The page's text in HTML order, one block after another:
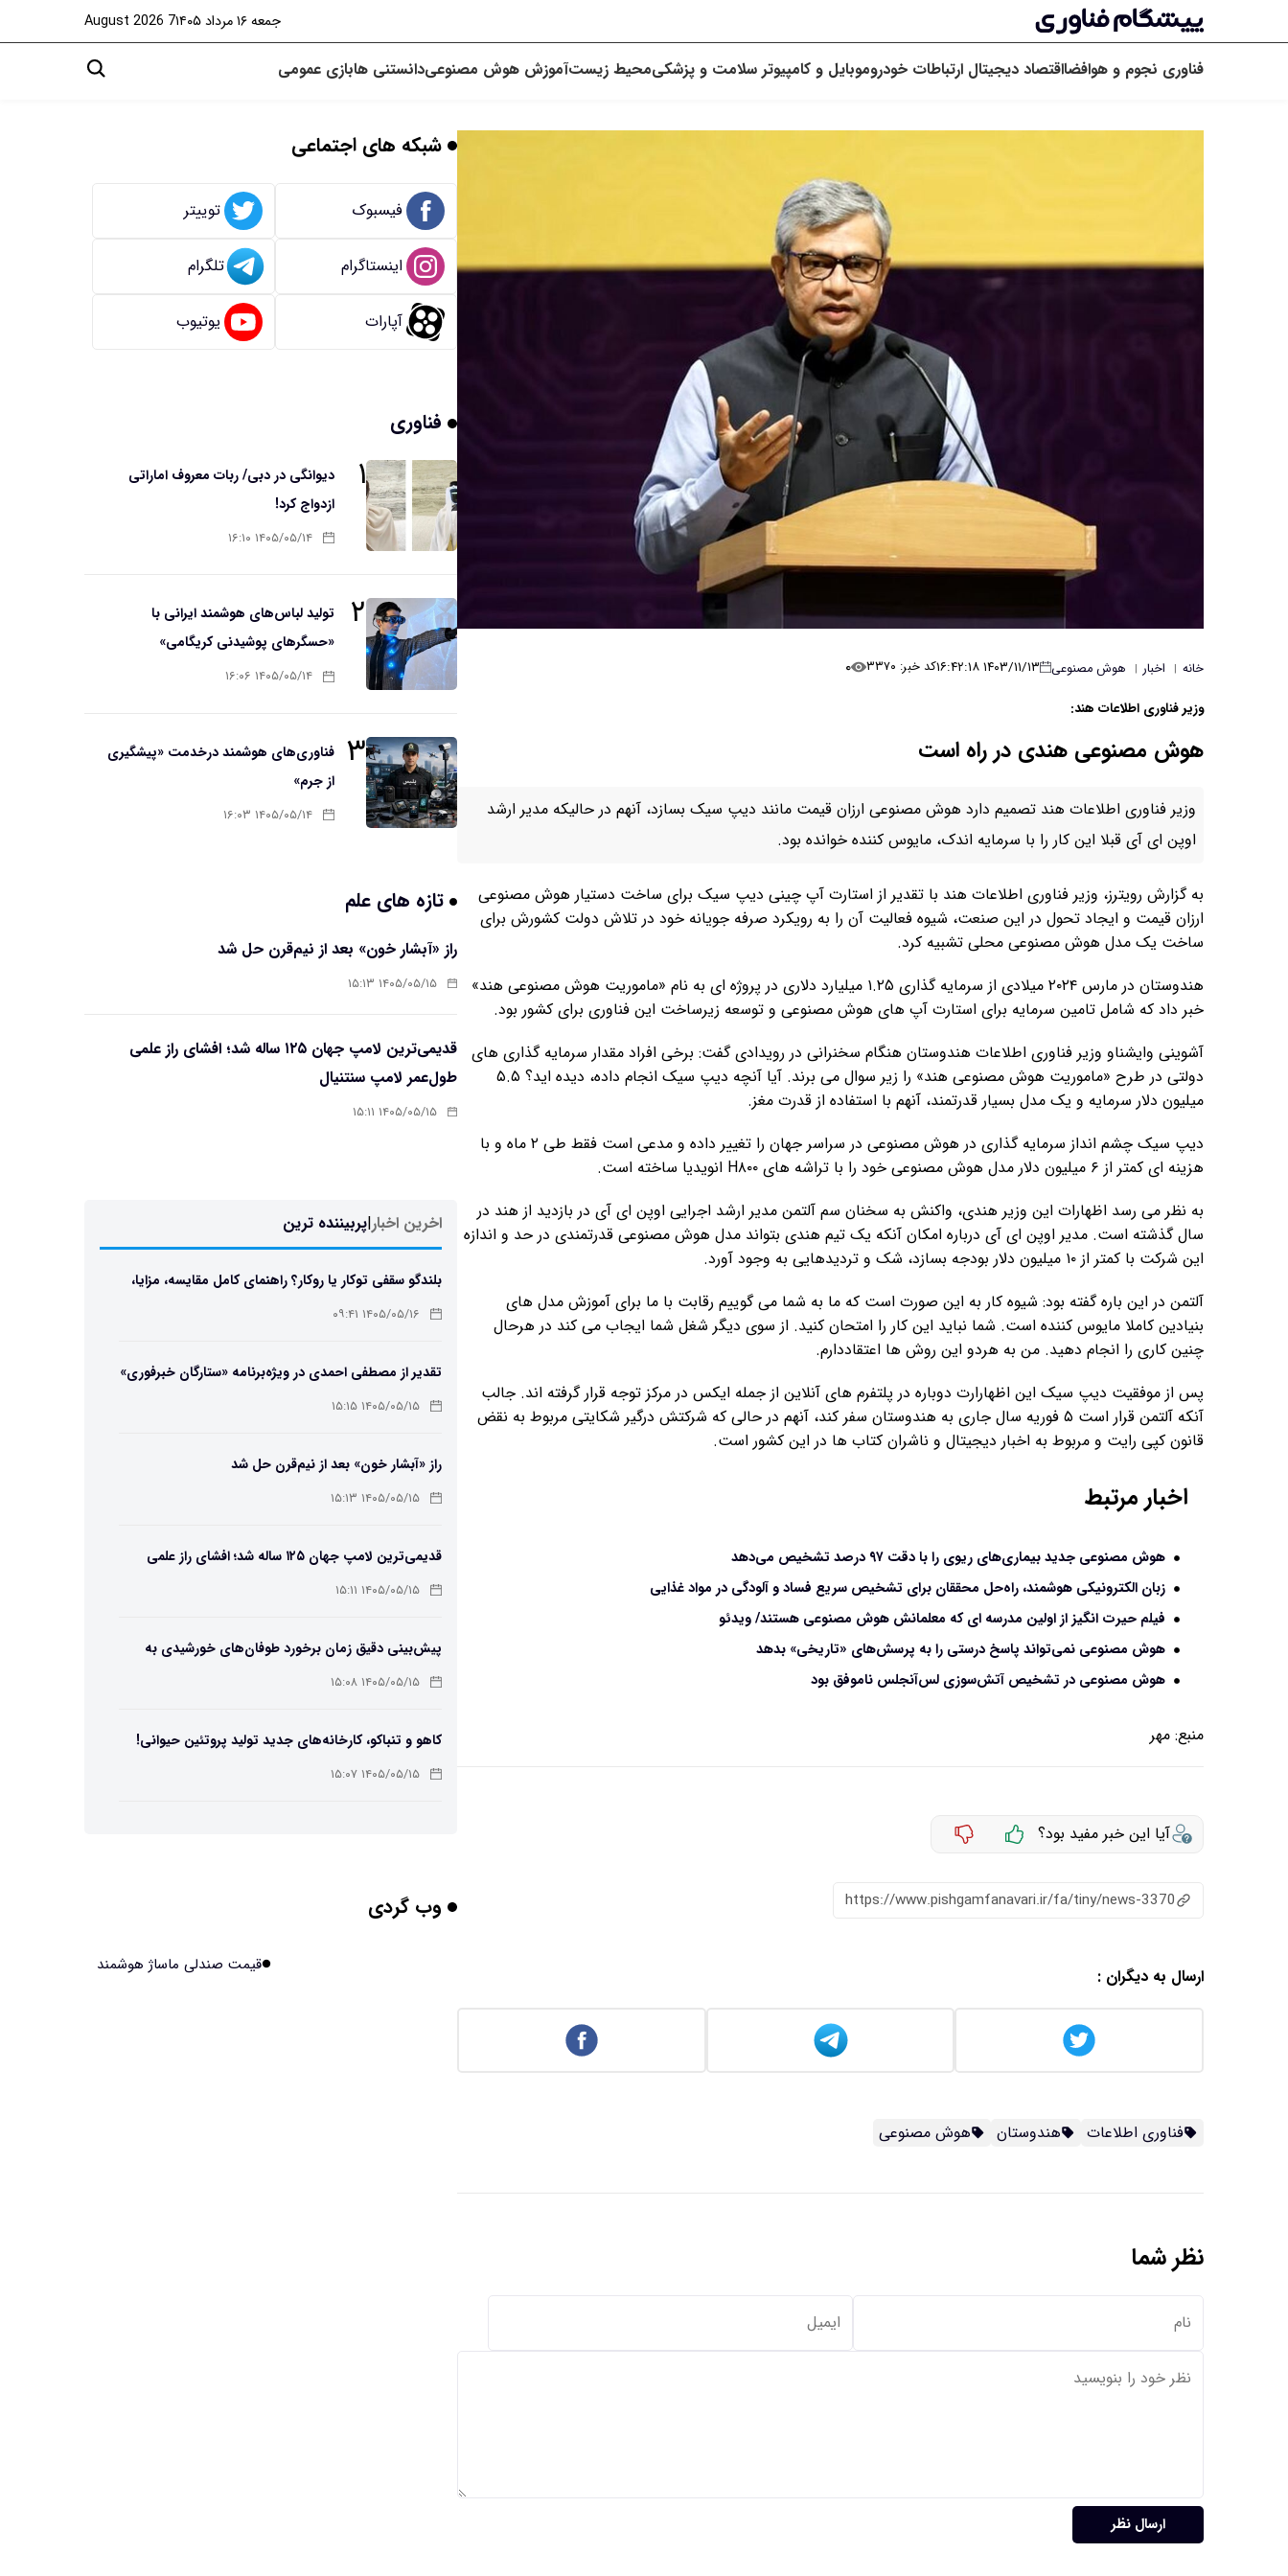
جمعه ۱۶ مرداد ۱۴۰۵ 7 August 2026
فناوری نجوم و هوافضااقتصاد دیجیتال ارتباطات خودروموبایل و کامپیوتر سلامت و پزشکیمحیط زیستآموزش هوش مصنوعیدانستنی هابازی عمومی
خانه | اخبار | هوش مصنوعی ۱۴۰۳/۱۱/۱۳ ۱۶:۴۲:۱۸ کد خبر: ۳۳۷۰ ۰
وزیر فناوری اطلاعات هند:
هوش مصنوعی هندی در راه است
وزیر فناوری اطلاعات هند تصمیم دارد هوش مصنوعی ارزان قیمت مانند دیپ سیک بسازد، آنهم در حالیکه مدیر ارشد
اوپن ای آی قبلا این کار را با سرمایه اندک، مایوس کننده خوانده بود.
به گزارش رویترز، وزیر فناوری اطلاعات هند با تقدیر از استارت آپ چینی دیپ سیک برای ساخت دستیار هوش مصنوعی
ارزان قیمت و ایجاد تحول در این صنعت، شیوه فعالیت آن را به رویکرد صرفه جویانه خود در تلاش دولت کشورش برای
ساخت یک مدل هوش مصنوعی محلی تشبیه کرد.
هندوستان در مارس ۲۰۲۴ میلادی از سرمایه گذاری ۱.۲۵ میلیارد دلاری در پروژه ای به نام «ماموریت هوش مصنوعی هند»
خبر داد که شامل تامین سرمایه برای استارت آپ های هوش مصنوعی و توسعه زیرساخت این فناوری برای کشور بود.
آشوینی وایشناو وزیر فناوری اطلاعات هندوستان هنگام سخنرانی در رویدادی گفت: برخی افراد مقدار سرمایه گذاری های
دولتی در طرح «ماموریت هوش مصنوعی هند» را زیر سوال می برند. آیا آنچه دیپ سیک انجام داده، دیده اید؟ ۵.۵
میلیون دلار سرمایه و یک مدل بسیار قدرتمند، آنهم با استفاده از قدرت مغز.
دیپ سیک چشم انداز سرمایه گذاری در هوش مصنوعی در سراسر جهان را تغییر داده و مدعی است فقط طی ۲ ماه و با
هزینه ای کمتر از ۶ میلیون دلار مدل هوش مصنوعی خود را با تراشه های H۸۰۰ انویدیا ساخته است.
به نظر می رسد اظهارات این وزیر هندی، واکنش به سخنان سم آلتمن مدیر ارشد اجرایی اوپن ای آی در بازدید از هند در
سال گذشته است. مدیر اوپن ای آی درباره امکان آنکه یک تیم هندی بتواند مدل هوش مصنوعی قدرتمندی در حد و اندازه
این شرکت با کمتر از ۱۰ میلیون دلار بودجه بسازد، شک و تردیدهایی به وجود آورد.
آلتمن در این باره گفته بود: شیوه کار به این صورت است که ما به شما می گوییم رقابت با ما برای آموزش مدل های
بنیادین کاملا مایوس کننده است. شما نباید این کار را امتحان کنید. از سوی دیگر شغل شما ایجاب می کند در هرحال
چنین کاری را انجام دهید. من به هردو این روش ها اعتقاددارم.
پس از موفقیت دیپ سیک این اظهارارت دوباره در پلتفرم های آنلاین از جمله ایکس در مرکز توجه قرار گرفته اند. جالب
آنکه آلتمن قرار است ۵ فوریه سال جاری به هندوستان سفر کند، آنهم در حالی که شرکتش درگیر شکایتی مربوط به نقض
قانون کپی رایت و مربوط به اخبار دیجیتال و ناشران کتاب ها در این کشور است.
اخبار مرتبط
هوش مصنوعی جدید بیماری‌های ریوی را با دقت ۹۷ درصد تشخیص می‌دهد
زبان الکترونیکی هوشمند، راه‌حل محققان برای تشخیص سریع فساد و آلودگی در مواد غذایی
فیلم حیرت انگیز از اولین مدرسه ای که معلمانش هوش مصنوعی هستند/ ویدئو
هوش مصنوعی نمی‌تواند پاسخ درستی را به پرسش‌های «تاریخی» بدهد
هوش مصنوعی در تشخیص آتش‌سوزی لس‌آنجلس ناموفق بود
منبع: مهر
آیا این خبر مفید بود؟
https://www.pishgamfanavari.ir/fa/tiny/news-3370
ارسال به دیگران :
فناوری اطلاعات هندوستان هوش مصنوعی
نظر شما
ارسال نظر
شبکه های اجتماعی
فیسبوک توییتر
اینستاگرام تلگرام
آپارات یوتیوب
فناوری
۱
دیوانگی در دبی/ ربات معروف اماراتی
ازدواج کرد!
۱۴۰۵/۰۵/۱۴ ۱۶:۱۰
۲
تولید لباس‌های هوشمند ایرانی با
«حسگرهای پوشیدنی کریگامی»
۱۴۰۵/۰۵/۱۴ ۱۶:۰۶
۳ فناوری‌های هوشمند درخدمت «پیشگیری
از جرم»
۱۴۰۵/۰۵/۱۴ ۱۶:۰۳
تازه های علم
راز «آبشار خون» بعد از نیم‌قرن حل شد
۱۴۰۵/۰۵/۱۵ ۱۵:۱۳
قدیمی‌ترین لامپ جهان ۱۲۵ ساله شد؛ افشای راز علمی
طول‌عمر لامپ سنتنیال
۱۴۰۵/۰۵/۱۵ ۱۵:۱۱
اخرین اخبار|پربیننده ترین
بلندگو سقفی توکار یا روکار؟ راهنمای کامل مقایسه، مزایا،
معایب و انتخاب بهترین مدل
۱۴۰۵/۰۵/۱۶ ۰۹:۴۱
تقدیر از مصطفی احمدی در ویژه‌برنامه «ستارگان خبرفوری»
۱۴۰۵/۰۵/۱۵ ۱۵:۱۵
راز «آبشار خون» بعد از نیم‌قرن حل شد
۱۴۰۵/۰۵/۱۵ ۱۵:۱۳
قدیمی‌ترین لامپ جهان ۱۲۵ ساله شد؛ افشای راز علمی
طول‌عمر لامپ سنتنیال
۱۴۰۵/۰۵/۱۵ ۱۵:۱۱
پیش‌بینی دقیق زمان برخورد طوفان‌های خورشیدی به
زمین ممکن شد
۱۴۰۵/۰۵/۱۵ ۱۵:۰۸
کاهو و تنباکو، کارخانه‌های جدید تولید پروتئین حیوانی!
۱۴۰۵/۰۵/۱۵ ۱۵:۰۷
چرا افراد مضطرب دنیا را متفاوت می بینند؟
وب گردی
قیمت صندلی ماساژ هوشمند